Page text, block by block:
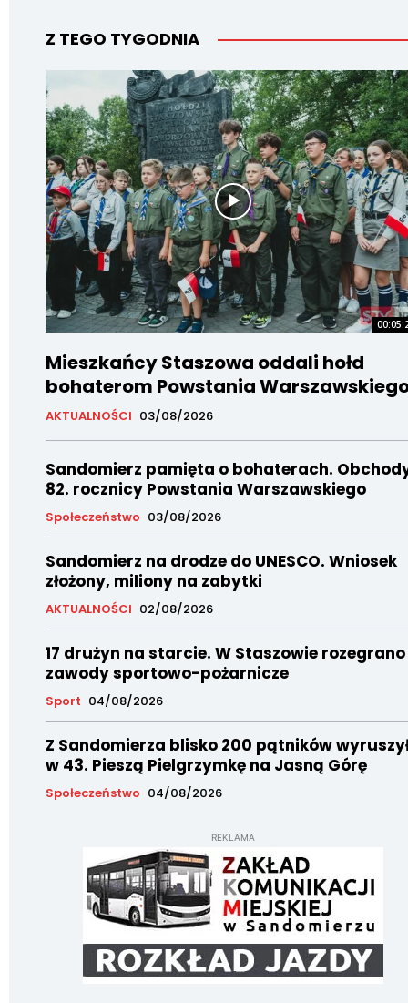
Z TEGO TYGODNIA
Mieszkańcy Staszowa oddali hołd
bohaterom Powstania
AKTUALNOŚCI 03/08/2026
Sandomierz pamięta o bohaterach.
82. rocznicy Powstania Warszawskiego
Społeczeństwo 03/08/2026
Sandomierz na drodze do UNESCO. Wniosek
złożony, miliony na zabytki
AKTUALNOŚCI 02/08/2026
17 drużyn na starcie. W Staszowie rozegrano
zawody sportowo-pożarnicze
Sport 04/08/2026
Z Sandomierza blisko 200 pątników
w 43. Pieszą Pielgrzymkę na Jasną Górę
Społeczeństwo 04/08/2026
REKLAMA